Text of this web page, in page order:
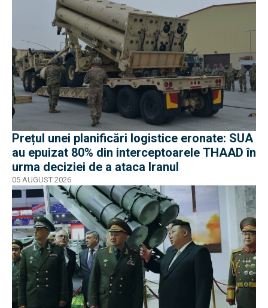
Prețul unei planificări logistice eronate: SUA
au epuizat 80% din interceptoarele THAAD în
urma deciziei de a ataca Iranul
05 AUGUST 2026